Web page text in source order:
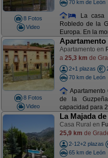
8 Fotos
Video
70 km de León
La casa
Robledo de la
Europa. En la
8 Fotos
Video
Apartamento en
a 25,3 km de
2+1 plazas
70 km de León
de la
capacidad para
La Majada
Casa Rural en
25,9 km de
2-12+2 plazas
65 km de León